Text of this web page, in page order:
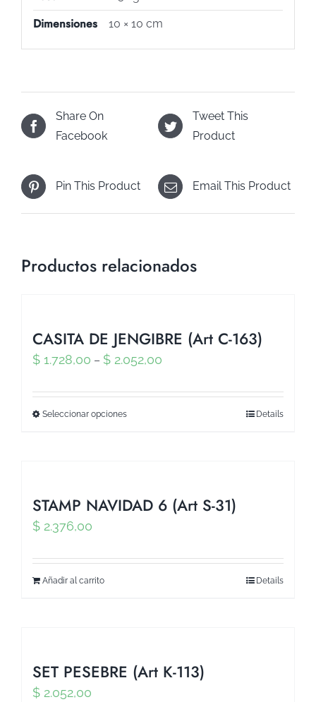
Dimensiones 10 × 10 cm
Share On
Facebook
Tweet This
Product
Pin This Product Email This Product
Productos relacionados
CASITA DE JENGIBRE (Art C-163)
$ 1.728,00 – $ 2.052,00
Seleccionar opciones Details
STAMP NAVIDAD 6 (Art S-31)
$ 2.376,00
Añadir al carrito Details
SET PESEBRE (Art K-113)
$ 2.052,00